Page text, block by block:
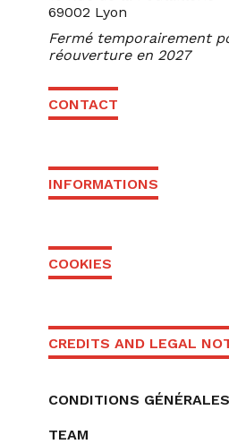
69002 Lyon
Fermé temporairement
réouverture en 2027
CONTACT
INFORMATIONS
COOKIES
CREDITS AND LEGAL
CONDITIONS
TEAM